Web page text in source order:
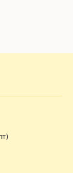
у
взуття є
яких шиються
в холодну пору
не буде пріти
Тому вони